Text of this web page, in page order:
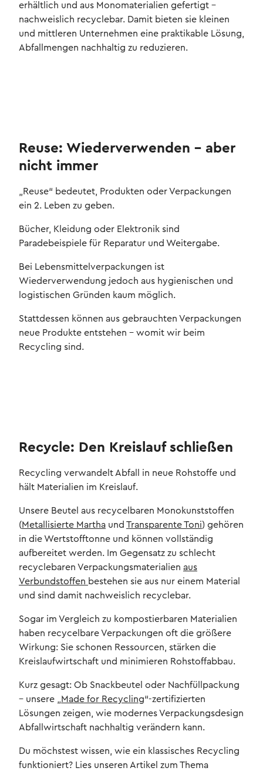
erhältlich und aus Monomaterialien gefertigt –
nachweislich recyclebar. Damit bieten sie kleinen
und mittleren Unternehmen eine praktikable Lösung,
Abfallmengen nachhaltig zu reduzieren.
Reuse: Wiederverwenden – aber
nicht immer
„Reuse“ bedeutet, Produkten oder Verpackungen
ein 2. Leben zu geben.
Bücher, Kleidung oder Elektronik sind
Paradebeispiele für Reparatur und Weitergabe.
Bei Lebensmittelverpackungen ist
Wiederverwendung jedoch aus hygienischen und
logistischen Gründen kaum möglich.
Stattdessen können aus gebrauchten Verpackungen
neue Produkte entstehen – womit wir beim
Recycling sind.
Recycle: Den Kreislauf schließen
Recycling verwandelt Abfall in neue Rohstoffe und
hält Materialien im Kreislauf.
Unsere Beutel aus recycelbaren Monokunststoffen
(Metallisierte Martha und Transparente Toni) gehören
in die Wertstofftonne und können vollständig
aufbereitet werden. Im Gegensatz zu schlecht
recyclebaren Verpackungsmaterialien aus
Verbundstoffen bestehen sie aus nur einem Material
und sind damit nachweislich recyclebar.
Sogar im Vergleich zu kompostierbaren Materialien
haben recycelbare Verpackungen oft die größere
Wirkung: Sie schonen Ressourcen, stärken die
Kreislaufwirtschaft und minimieren Rohstoffabbau.
Kurz gesagt: Ob Snackbeutel oder Nachfüllpackung
– unsere „Made for Recycling“-zertifizierten
Lösungen zeigen, wie modernes Verpackungsdesign
Abfallwirtschaft nachhaltig verändern kann.
Du möchstest wissen, wie ein klassisches Recycling
funktioniert? Lies unseren Artikel zum Thema